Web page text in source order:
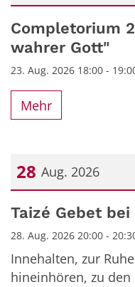
Datum: 23. August
Completorium
wahrer Gott"
23. Aug. 2026 18:00 -
Mehr
28 Aug. 2026
Datum: 28. August
Taizé Gebet
28. Aug. 2026 20:00 -
Innehalten, zur
hineinhören, zu